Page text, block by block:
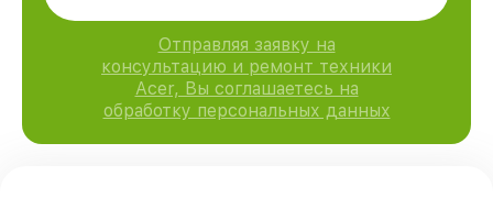
Отправляя заявку на
консультацию и ремонт техники
Acer, Вы соглашаетесь на
обработку персональных данных